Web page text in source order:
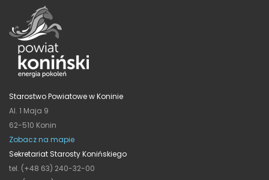
Starostwo Powiatowe w Koninie
Al. 1 Maja 9
62-510 Konin
Zobacz na mapie
Sekretariat Starosty Konińskiego
tel. (+48 63) 240-32-00